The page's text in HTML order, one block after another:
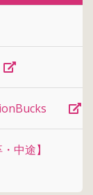
中途】